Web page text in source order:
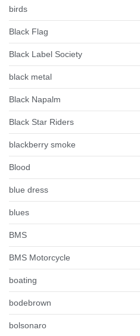
birds
Black Flag
Black Label Society
black metal
Black Napalm
Black Star Riders
blackberry smoke
Blood
blue dress
blues
BMS
BMS Motorcycle
boating
bodebrown
bolsonaro